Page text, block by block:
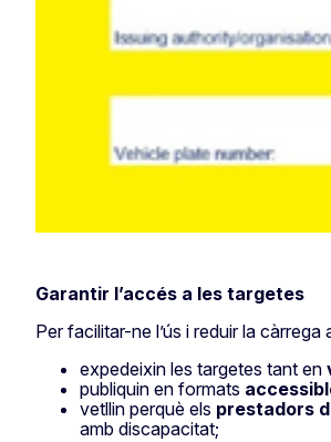
Garantir l’accés a les targetes
Per facilitar-ne l’ús i reduir la càrrega
expedeixin les targetes tant en
publiquin en formats
vetllin perquè els prestadors
amb discapacitat;